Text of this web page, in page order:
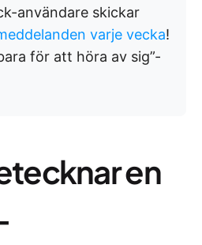
användare skickar
varje vecka!
för att höra av sig”-
en